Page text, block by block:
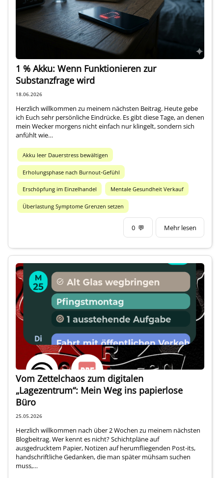
1 % Akku: Wenn Funktionieren zur
Substanzfrage wird
18.06.2026
Herzlich willkommen zu meinem nächsten Beitrag. Heute gebe
ich Euch sehr persönliche Eindrücke. Es gibt diese Tage, an denen
mein Wecker morgens nicht einfach nur klingelt, sondern sich
anfühlt wie…
Akku leer Dauerstress bewältigen
Erholungsphase nach Burnout-Gefühl
Erschöpfung im Einzelhandel Mentale Gesundheit Verkauf
Überlastung Symptome Grenzen setzen
0 💬 Mehr lesen
Vom Zettelchaos zum digitalen
„Lagezentrum“: Mein Weg ins papierlose
Büro
25.05.2026
Herzlich willkommen nach über 2 Wochen zu meinem nächsten
Blogbeitrag. Wer kennt es nicht? Schichtpläne auf
ausgedrucktem Papier, Notizen auf herumfliegenden Post-its,
handschriftliche Gedanken, die man später mühsam suchen
muss,…